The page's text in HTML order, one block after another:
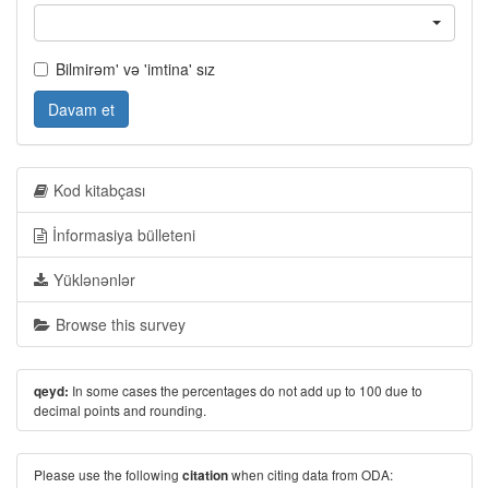
Bilmirəm' və 'imtina' sız
Davam et
Kod kitabçası
İnformasiya bülleteni
Yüklənənlər
Browse this survey
qeyd: In some cases the percentages do not add up to 100 due to
decimal points and rounding.
Please use the following citationwhen citing data from ODA: